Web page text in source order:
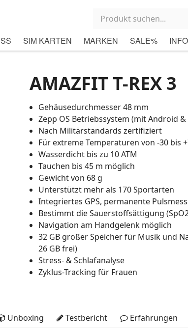
SIM KARTEN MARKEN SALE%
AMAZFIT T-REX 3
Gehäusedurchmesser 48 mm
Zepp OS Betriebssystem (mit Android
Nach Militärstandards zertifiziert
Für extreme Temperaturen von -30 bis
Wasserdicht bis zu 10 ATM
Tauchen bis 45 m möglich
Gewicht von 68 g
Unterstützt mehr als 170 Sportarten
Integriertes GPS, permanente
Bestimmt die Sauerstoffsättigung
Navigation am Handgelenk möglich
32 GB großer Speicher für Musik und
26 GB frei)
Stress- & Schlafanalyse
Zyklus-Tracking für Frauen
Unboxing Testbericht Erfahrungen